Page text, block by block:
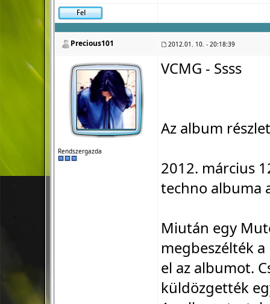
Precious101 2012.01. 10. - 20:18:39
Rendszergazda
VCMG - Ssss
Az album
2012. március
techno albuma
Miután egy
megbeszélték
el az albumot.
küldözgették